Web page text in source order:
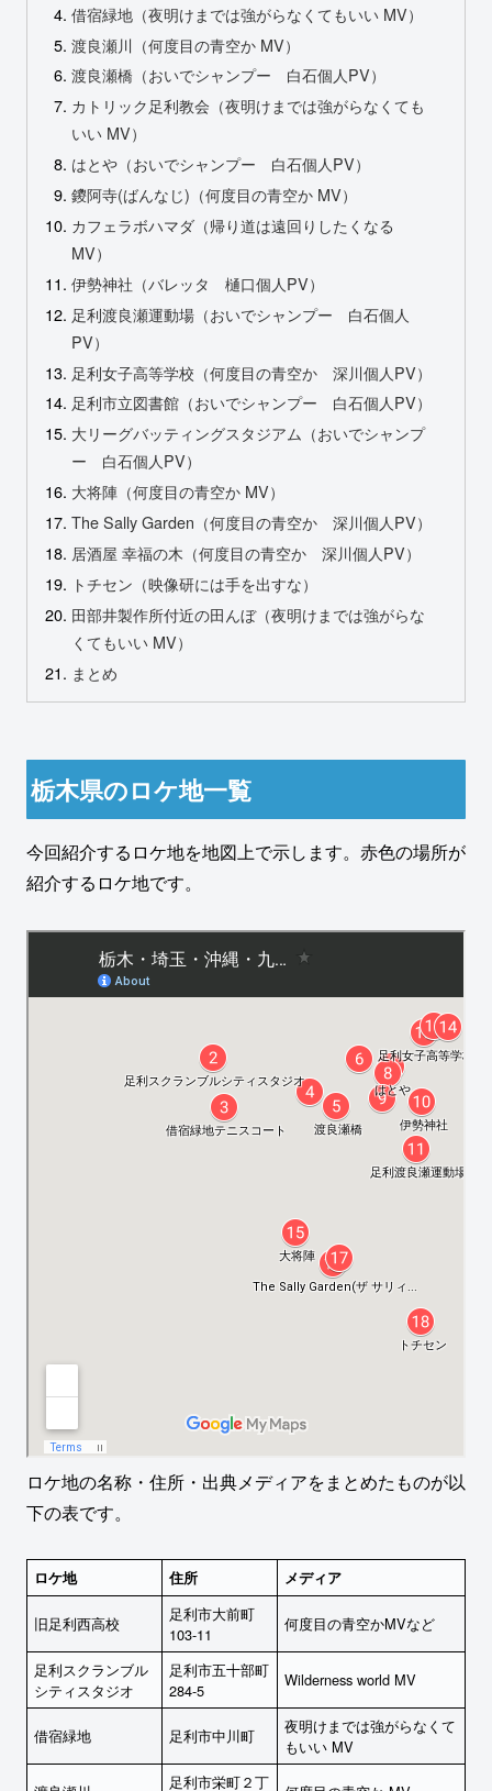
借宿緑地（夜明けまでは強がらなくてもいい MV）
渡良瀬川（何度目の青空か MV）
渡良瀬橋（おいでシャンプー 白石個人PV）
カトリック足利教会（夜明けまでは強がらなくても
いい MV）
はとや（おいでシャンプー 白石個人PV）
鑁阿寺(ばんなじ)（何度目の青空か MV）
カフェラボハマダ（帰り道は遠回りしたくなる
MV）
伊勢神社（バレッタ 樋口個人PV）
足利渡良瀬運動場（おいでシャンプー 白石個人
PV）
足利女子高等学校（何度目の青空か 深川個人PV）
足利市立図書館（おいでシャンプー 白石個人PV）
大リーグバッティングスタジアム（おいでシャンプ
ー 白石個人PV）
大将陣（何度目の青空か MV）
The Sally Garden（何度目の青空か 深川個人PV）
居酒屋 幸福の木（何度目の青空か 深川個人PV）
トチセン（映像研には手を出すな）
田部井製作所付近の田んぼ（夜明けまでは強がらな
くてもいい MV）
まとめ
栃木県のロケ地一覧
今回紹介するロケ地を地図上で示します。赤色の場所が
紹介するロケ地です。
ロケ地の名称・住所・出典メディアをまとめたものが以
下の表です。
ロケ地 住所 メディア
旧足利西高校
足利市大前町
103-11
何度目の青空かMVなど
足利スクランブル
シティスタジオ
足利市五十部町
284-5
Wilderness world MV
借宿緑地 足利市中川町
夜明けまでは強がらなくて
もいい MV
足利市栄町２丁